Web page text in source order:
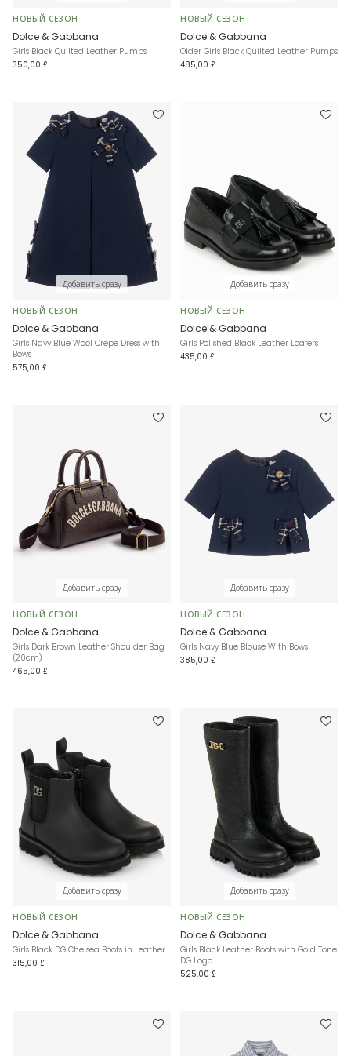
НОВЫЙ СЕЗОН
Dolce & Gabbana
Girls Black Quilted Leather Pumps
350,00 £
НОВЫЙ СЕЗОН
Dolce & Gabbana
Older Girls Black Quilted Leather Pumps
485,00 £
Добавить сразу
НОВЫЙ СЕЗОН
Dolce & Gabbana
Girls Navy Blue Wool Crepe Dress with
Bows
575,00 £
Добавить сразу
НОВЫЙ СЕЗОН
Dolce & Gabbana
Girls Polished Black Leather Loafers
435,00 £
Добавить сразу
НОВЫЙ СЕЗОН
Dolce & Gabbana
Girls Dark Brown Leather Shoulder Bag
(20cm)
465,00 £
Добавить сразу
НОВЫЙ СЕЗОН
Dolce & Gabbana
Girls Navy Blue Blouse With Bows
385,00 £
Добавить сразу
НОВЫЙ СЕЗОН
Dolce & Gabbana
Girls Black DG Chelsea Boots in Leather
315,00 £
Добавить сразу
НОВЫЙ СЕЗОН
Dolce & Gabbana
Girls Black Leather Boots with Gold Tone
DG Logo
525,00 £